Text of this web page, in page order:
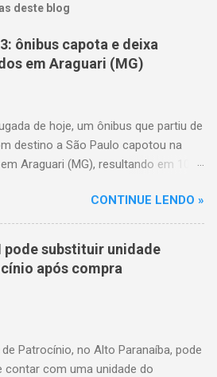
deste blog
ônibus capota e deixa
em Araguari (MG)
de hoje, um ônibus que partiu de
destino a São Paulo capotou na
Araguari (MG), resultando em 10
3h40, próximo ao trevo de Queixinho,
motorista perdeu o controle do
o canteiro central e
em uma alça de acesso. Entre as
há duas crianças de
CONTINUE LENDO »
pode substituir unidade
após compra
Patrocínio, no Alto Paranaíba, pode
contar com uma unidade do